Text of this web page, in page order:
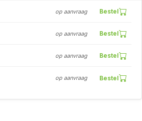
op aanvraag Bestel
op aanvraag Bestel
op aanvraag Bestel
op aanvraag Bestel